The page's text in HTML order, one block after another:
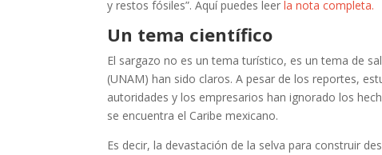
y restos fósiles”. Aquí puedes leerla nota completa.
Un tema científico
El sargazo no es un tema turístico, es un tema de
(UNAM) han sido claros. A pesar de los reportes,
autoridades y los empresarios han ignorado los
se encuentra el Caribe mexicano.
Es decir, la devastación de la selva para construir